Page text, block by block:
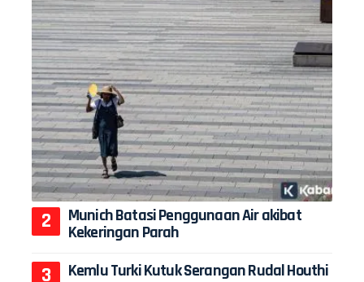
Munich Batasi Penggunaan Air akibat
Kekeringan Parah
Kemlu Turki Kutuk Serangan Rudal Houthi